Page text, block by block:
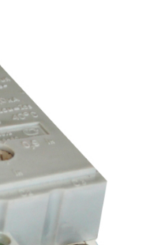
Стремянки с
Стремянки с
опорой
Ширмы